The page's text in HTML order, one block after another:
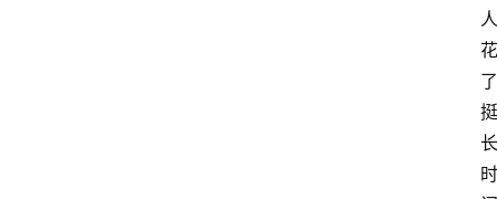
人
花
了
挺
长
时